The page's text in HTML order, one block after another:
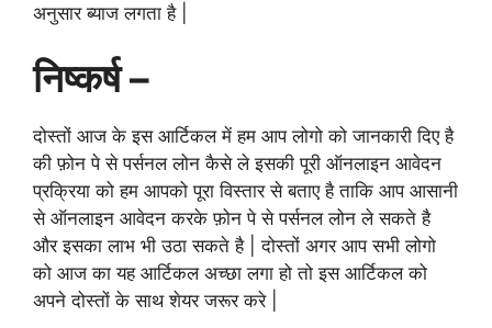
अनुसार ब्याज लगता है |
निष्कर्ष –
दोस्तों आज के इस आर्टिकल में हम आप लोगो को जानकारी दिए है
की फ़ोन पे से पर्सनल लोन कैसे ले इसकी पूरी ऑनलाइन आवेदन
प्रक्रिया को हम आपको पूरा विस्तार से बताए है ताकि आप आसानी
से ऑनलाइन आवेदन करके फ़ोन पे से पर्सनल लोन ले सकते है
और इसका लाभ भी उठा सकते है | दोस्तों अगर आप सभी लोगो
को आज का यह आर्टिकल अच्छा लगा हो तो इस आर्टिकल को
अपने दोस्तों के साथ शेयर जरूर करे |